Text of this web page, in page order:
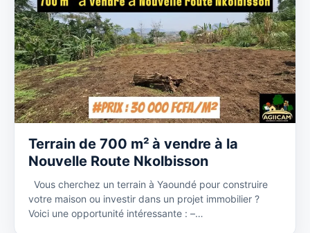
Terrain de 700 m² à vendre à la
Nouvelle Route Nkolbisson
Vous cherchez un terrain à Yaoundé pour construire
votre maison ou investir dans un projet immobilier ?
Voici une opportunité intéressante : –…